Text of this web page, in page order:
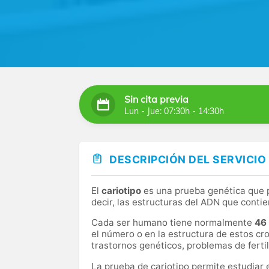
Sin cita previa
Lun - Jue: 07:30h - 14:30h
DESCRIPCIÓN DEL SERVICIO
El cariotipo es una prueba genética
decir, las estructuras del ADN que
Cada ser humano tiene normalmente 46
el número o en la estructura de estos
trastornos genéticos, problemas de
La prueba de cariotipo permite